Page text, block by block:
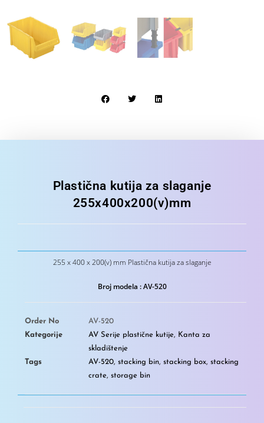
Plastična kutija za slaganje
255x400x200(v)mm
255 x 400 x 200(v) mm Plastična kutija za slaganje
Broj modela : AV-520
Order No
AV-520
Kategorije
AV Serije plastične kutije, Kanta za
skladištenje
Tags
AV-520, stacking bin, stacking box, stacking
crate, storage bin